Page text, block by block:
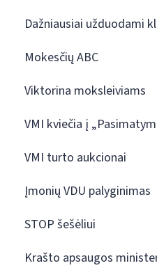
Dažniausiai užduodami
Mokesčių ABC
Viktorina moksleiviams
VMI kviečia į
VMI turto aukcionai
Įmonių VDU palyginimas
STOP šešėliui
Krašto apsaugos